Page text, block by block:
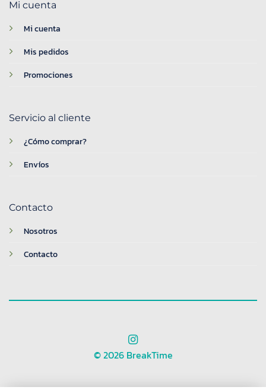
Mi cuenta
Mi cuenta
Mis pedidos
Promociones
Servicio al cliente
¿Cómo comprar?
Envíos
Contacto
Nosotros
Contacto
© 2026 BreakTime